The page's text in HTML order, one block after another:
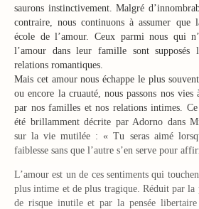
saurons instinctivement. Malgré
contraire, nous continuons à assumer
école de l’amour. Ceux parmi nous qui
l’amour dans leur famille sont supposés
relations romantiques.
Mais cet amour nous échappe le plus
ou encore la cruauté, nous passons nos vies
par nos familles et nos relations intimes.
été brillamment décrite par Adorno dans
sur la vie mutilée : « Tu seras aimé
faiblesse sans que l’autre s’en serve pour
L’amour est un de ces sentiments qui
plus intime et de plus tragique. Réduit par la
de risque inutile et par la pensée libertaire